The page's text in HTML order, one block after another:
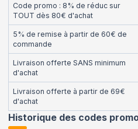
Code promo : 8% de réduc sur
TOUT dès 80€ d'achat
5% de remise à partir de 60€ de
commande
Livraison offerte SANS minimum
d'achat
Livraison offerte à partir de 69€
d'achat
Historique des codes